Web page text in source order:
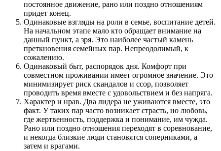
постоянное движение, рано или поздно отношениям
придет конец.
Одинаковые взгляды на роли в семье, воспитание детей.
На начальном этапе мало кто обращает внимание на
данный пункт, а зря. Это наиболее частый камень
преткновения семейных пар. Непреодолимый, к
сожалению.
Одинаковый быт, распорядок дня. Комфорт при
совместном проживании имеет огромное значение. Это
минимизирует риск скандалов и ссор, позволяет
проводить время вместе с удовольствием и без напряга.
Характер и нрав. Два лидера не уживаются вместе, это
факт. У таких пар часто возникает страсть, но любовь,
где жертвенность, поддержка и понимание, им чужда.
Рано или поздно отношения переходят в соревнование,
и некогда близкие люди становятся соперниками, а
затем и врагами.